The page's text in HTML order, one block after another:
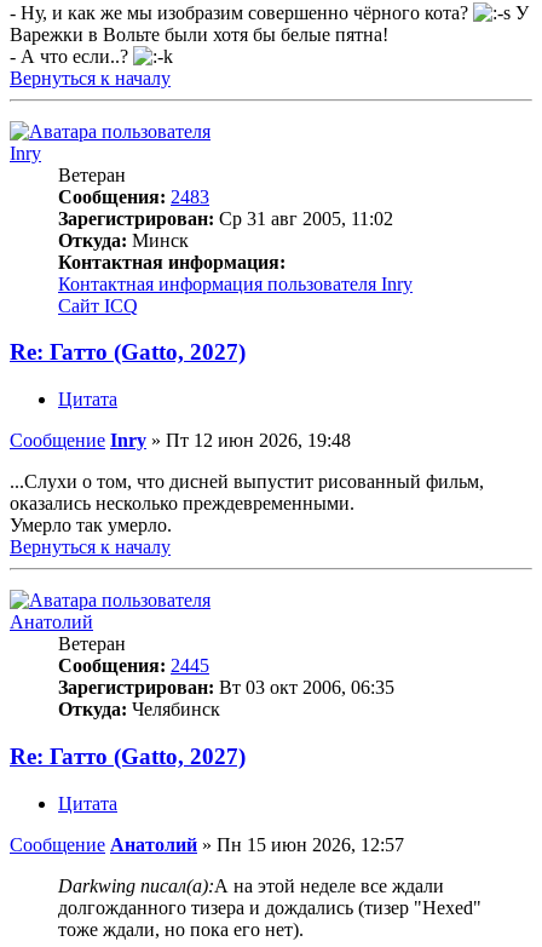
- Ну, и как же мы изобразим совершенно чёрного кота?
У
Варежки в Вольте были хотя бы белые пятна!
- А что если..?
Вернуться к началу
Inry
Ветеран
Сообщения: 2483
Зарегистрирован: Ср 31 авг 2005, 11:02
Откуда: Минск
Контактная информация:
Контактная информация пользователя Inry
Сайт ICQ
Re: Гатто (Gatto, 2027)
Цитата
Сообщение Inry » Пт 12 июн 2026, 19:48
...Слухи о том, что дисней выпустит рисованный фильм,
оказались несколько преждевременными.
Умерло так умерло.
Вернуться к началу
Анатолий
Ветеран
Сообщения: 2445
Зарегистрирован: Вт 03 окт 2006, 06:35
Откуда: Челябинск
Re: Гатто (Gatto, 2027)
Цитата
Сообщение Анатолий » Пн 15 июн 2026, 12:57
Darkwing писал(а):А на этой неделе все ждали
долгожданного тизера и дождались (тизер "Hexed"
тоже ждали, но пока его нет).